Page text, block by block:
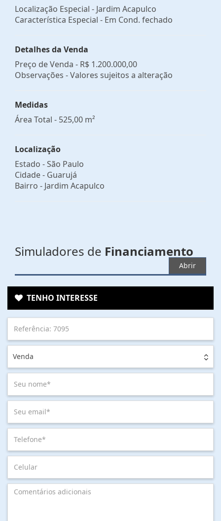
Localização Especial - Jardim Acapulco
Característica Especial - Em Cond. fechado
Detalhes da Venda
Preço de Venda - R$ 1.200.000,00
Observações - Valores sujeitos a alteração
Medidas
Área Total - 525,00 m²
Localização
Estado -São Paulo
Cidade - Guarujá
Bairro - Jardim Acapulco
Simuladores de Financiamento
Abrir
TENHO INTERESSE
Venda